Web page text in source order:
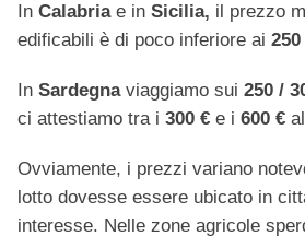
In Calabria e in Sicilia, il prezzo
edificabili è di poco inferiore ai
In Sardegna viaggiamo sui 250 /
ci attestiamo tra i 300 € e i 600 €
Ovviamente, i prezzi variano
lotto dovesse essere ubicato in
interesse. Nelle zone agricole